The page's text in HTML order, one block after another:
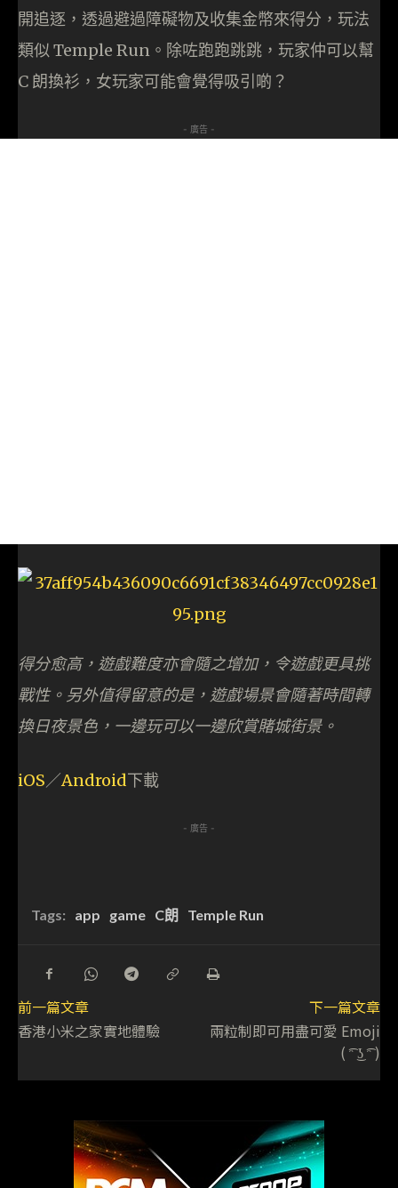
開追逐，透過避過障礙物及收集金幣來得分，玩法
類似 Temple Run。除咗跑跑跳跳，玩家仲可以幫
C 朗換衫，女玩家可能會覺得吸引啲？
- 廣告 -
得分愈高，遊戲難度亦會隨之增加，令遊戲更具挑
戰性。另外值得留意的是，遊戲場景會隨著時間轉
換日夜景色，一邊玩可以一邊欣賞賭城街景。
iOS／Android下載
- 廣告 -
Tags: app game C朗 Temple Run
前一篇文章
香港小米之家實地體驗
下一篇文章
兩粒制即可用盡可愛 Emoji
( ͡ᵔ ͜ʖ ͡ᵔ )